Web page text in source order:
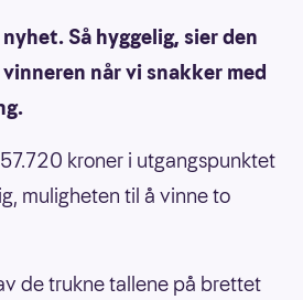
Så hyggelig, sier den
når vi snakker med
kroner i utgangspunktet
muligheten til å vinne to
de trukne tallene på brettet